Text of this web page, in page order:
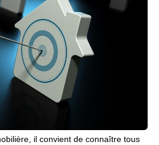
il convient de connaître tous